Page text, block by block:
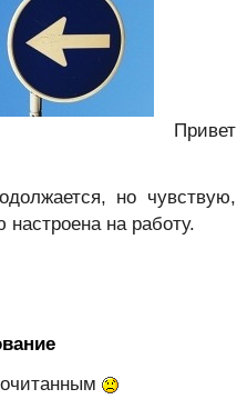
но
на работу.